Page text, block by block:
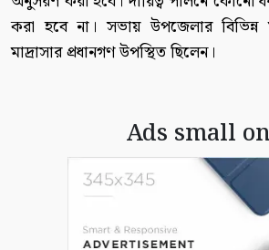
করা হবে না। সভায় উপজেলার বিভিন্ন
মাদ্রাসার প্রধানগণ উপস্থিত ছিলেন।
Ads small